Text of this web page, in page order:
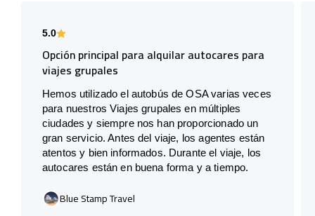
5.0
Opción principal para alquilar autocares para
viajes grupales
Hemos utilizado el autobús de OSA varias veces
para nuestros Viajes grupales en múltiples
ciudades y siempre nos han proporcionado un
gran servicio. Antes del viaje, los agentes están
atentos y bien informados. Durante el viaje, los
autocares están en buena forma y a tiempo.
Blue Stamp Travel